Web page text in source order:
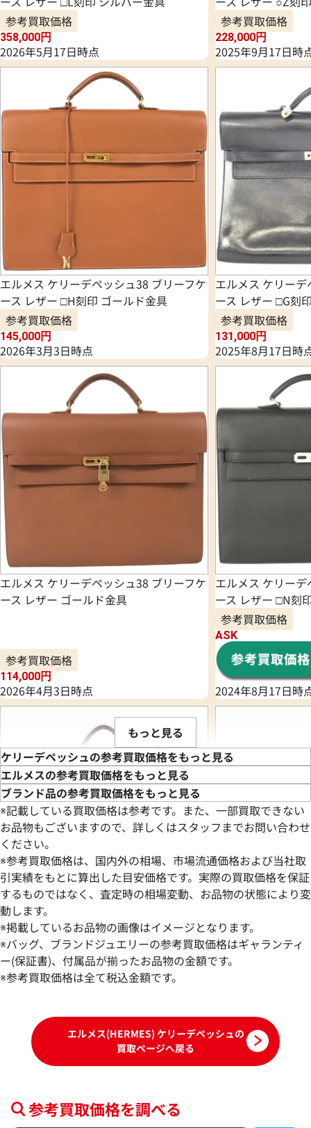
参考買取価格
358,000円
2026年5月17日時点
参考買取価格
228,000円
2025年9月17日時
エルメス ケリーデペッシュ38 ブリーフケ
ース レザー □H刻印 ゴールド金具
参考買取価格
145,000円
2026年3月3日時点
エルメス ケリー
ース レザー □G刻
参考買取価格
131,000円
2025年8月17日時
エルメス ケリーデペッシュ38 ブリーフケ
ース レザー ゴールド金具
参考買取価格
114,000円
2026年4月3日時点
エルメス ケリー
ース レザー □N刻
参考買取価格
ASK
2024年8月17日時
エルメス ケリーデペッシュ38
参考買取価格
ASK
エルメス ケリー
参考買取価格
ASK
もっと見る
ケリーデペッシュの参考買取価格をもっと見る
エルメスの参考買取価格をもっと見る
ブランド品の参考買取価格をもっと見る
※記載している買取価格は参考です。また、一部買取できない
お品物もございますので、詳しくはスタッフまでお問い合わせ
ください。
※参考買取価格は、国内外の相場、市場流通価格および当社取
引実績をもとに算出した目安価格です。実際の買取価格を保証
するものではなく、査定時の相場変動、お品物の状態により変
動します。
※掲載しているお品物の画像はイメージとなります。
※バッグ、ブランドジュエリーの参考買取価格はギャランティ
ー(保証書)、付属品が揃ったお品物の金額です。
※参考買取価格は全て税込金額です。
エルメス(HERMES) ケリーデペッシュの
買取ページへ戻る
参考買取価格を調べる